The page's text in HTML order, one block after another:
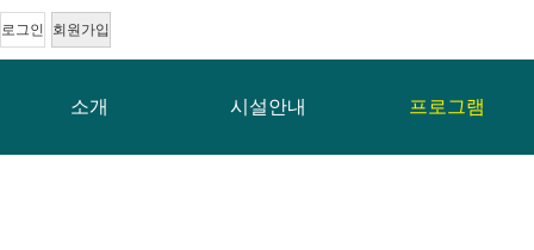
로그인 회원가입
소개 시설안내 프로그램